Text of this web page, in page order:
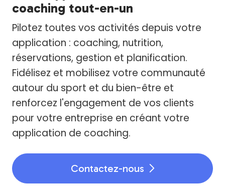
coaching tout-en-un
Pilotez toutes vos activités depuis votre
application : coaching, nutrition,
réservations, gestion et planification.
Fidélisez et mobilisez votre communauté
autour du sport et du bien-être et
renforcez l'engagement de vos clients
pour votre entreprise en créant votre
application de coaching.
Contactez-nous 